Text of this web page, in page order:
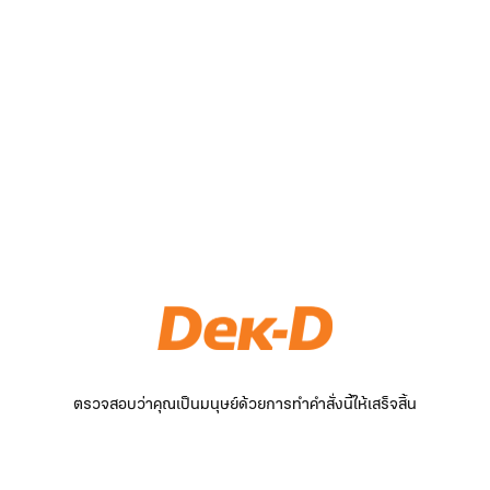
ตรวจสอบว่าคุณเป็นมนุษย์ด้วยการทำคำสั่งนี้ให้เสร็จสิ้น